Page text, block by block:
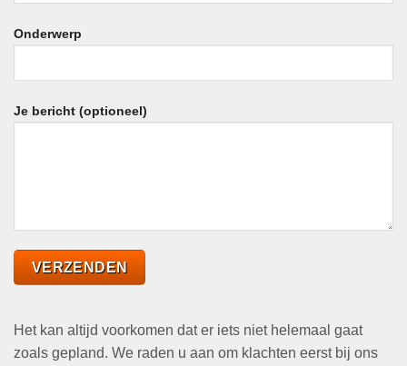
Onderwerp
Je bericht (optioneel)
Het kan altijd voorkomen dat er iets niet helemaal gaat
zoals gepland. We raden u aan om klachten eerst bij ons